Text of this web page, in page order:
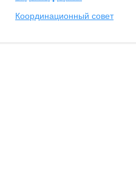
Координационный совет